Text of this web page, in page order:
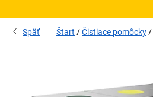
Späť Štart Čistiace pomôcky